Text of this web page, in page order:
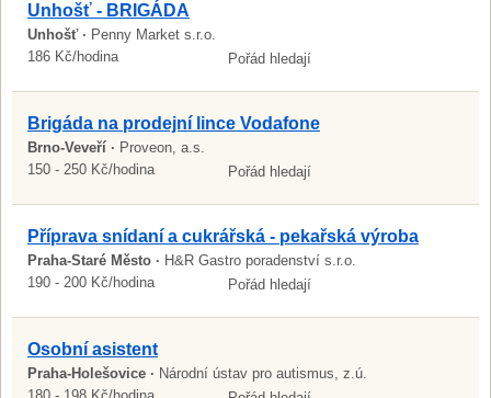
Unhošť - BRIGÁDA
Unhošť · Penny Market s.r.o.
186 Kč/hodina
Pořád hledají
Brigáda na prodejní lince Vodafone
Brno-Veveří · Proveon, a.s.
150 - 250 Kč/hodina
Pořád hledají
Příprava snídaní a cukrářská - pekařská výroba
Praha-Staré Město · H&R Gastro poradenství s.r.o.
190 - 200 Kč/hodina
Pořád hledají
Osobní asistent
Praha-Holešovice · Národní ústav pro autismus, z.ú.